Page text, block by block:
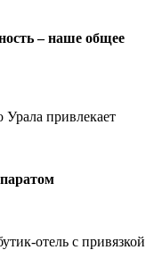
– наше общее
привлекает
отель с привязкой